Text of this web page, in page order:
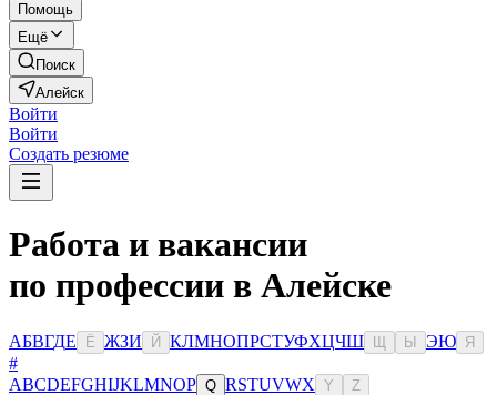
Помощь
Ещё
Поиск
Алейск
Войти
Войти
Создать резюме
Работа и вакансии
по профессии в Алейске
АБВГДЕ Ё ЖЗИ Й КЛМНОПРСТУФХЦЧШ Ы ЭЮ Я
#
ABCDEFGHIJKLMNOP Q RSTUVWX Y Z